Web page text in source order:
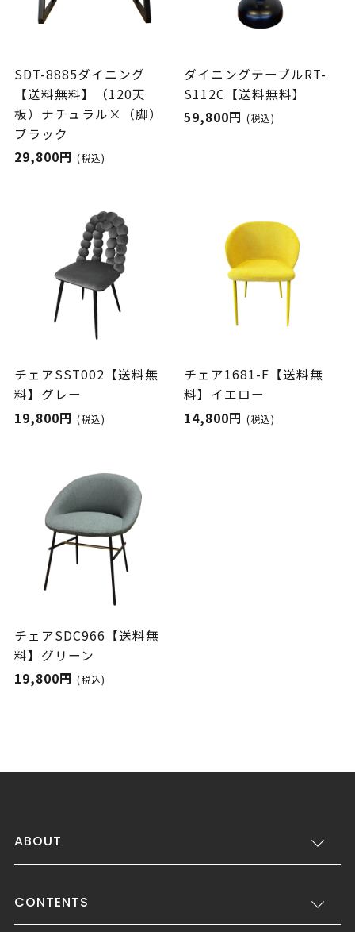
SDT-8885ダイニング
【送料無料】（120天
板）ナチュラル×（脚）
ブラック
29,800円 (税込)
ダイニングテーブルRT-
S112C【送料無料】
59,800円(税込)
チェアSST002【送料無
料】グレー
19,800円 (税込)
チェア1681-F【送料無
料】イエロー
14,800円(税込)
チェアSDC966【送料無
料】グリーン
19,800円 (税込)
ABOUT
CONTENTS